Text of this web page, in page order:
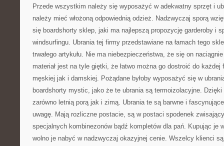
Przede wszystkim należy się wyposażyć w adekwatny sprzęt i
należy mieć włożoną odpowiednią odzież. Nadzwyczaj sporą
się boardshorty sklep, jaki ma najlepszą propozycję garderoby i
windsurfingu. Ubrania tej firmy przedstawiane na łamach tego
trwałego artykułu. Nie ma niebezpieczeństwa, że się on
materiał jest na tyle giętki, że łatwo można go dostroić do każdej
męskiej jak i damskiej. Pożądane byłoby wyposażyć się w
boardshorty mystic, jako że te ubrania są termoizolacyjne.
zarówno letnią porą jak i zimą. Ubrania te są barwne i
uwagę. Mają rozliczne postacie, są w postaci spodenek
specjalnych kombinezonów bądź kompletów dla pań. Kupując je
wolno je nabyć w nadzwyczaj okazyjnej cenie. Wszelcy klienci